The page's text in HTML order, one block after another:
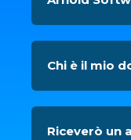
Chi è il mio
Riceverò un